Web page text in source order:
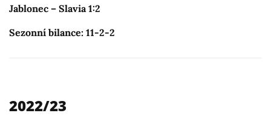
Jablonec – Slavia 1:2
Sezonní bilance: 11-2-2
2022/23